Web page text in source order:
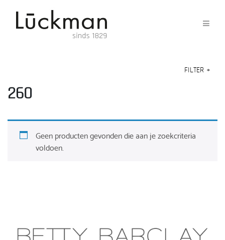
FILTER +
260
Geen producten gevonden die aan je zoekcriteria
voldoen.